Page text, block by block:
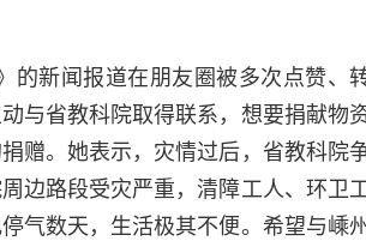
的新闻报道在朋友圈被多次点赞、
与省教科院取得联系，想要捐献物
赠。她表示，灾情过后，省教科院
边路段受灾严重，清障工人、环卫
气数天，生活极其不便。希望与嵊